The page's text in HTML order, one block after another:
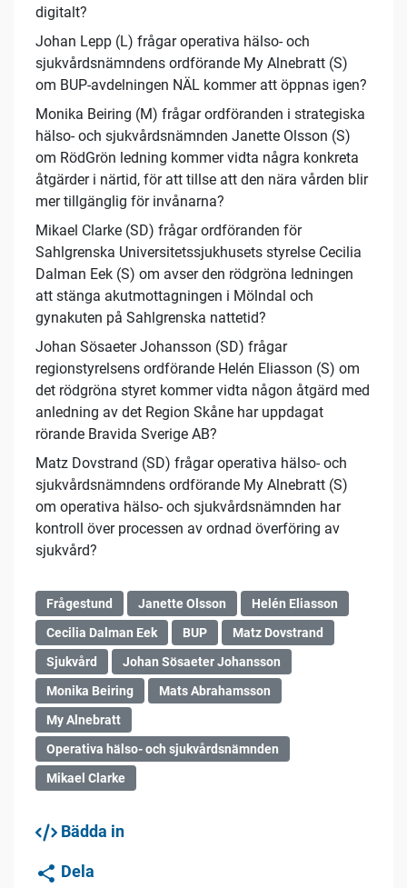
digitalt?
Johan Lepp (L) frågar operativa hälso- och
sjukvårdsnämndens ordförande My Alnebratt (S)
om BUP-avdelningen NÄL kommer att öppnas igen?
Monika Beiring (M) frågar ordföranden i strategiska
hälso- och sjukvårdsnämnden Janette Olsson (S)
om RödGrön ledning kommer vidta några konkreta
åtgärder i närtid, för att tillse att den nära vården blir
mer tillgänglig för invånarna?
Mikael Clarke (SD) frågar ordföranden för
Sahlgrenska Universitetssjukhusets styrelse Cecilia
Dalman Eek (S) om avser den rödgröna ledningen
att stänga akutmottagningen i Mölndal och
gynakuten på Sahlgrenska nattetid?
Johan Sösaeter Johansson (SD) frågar
regionstyrelsens ordförande Helén Eliasson (S) om
det rödgröna styret kommer vidta någon åtgärd med
anledning av det Region Skåne har uppdagat
rörande Bravida Sverige AB?
Matz Dovstrand (SD) frågar operativa hälso- och
sjukvårdsnämndens ordförande My Alnebratt (S)
om operativa hälso- och sjukvårdsnämnden har
kontroll över processen av ordnad överföring av
sjukvård?
Frågestund Janette Olsson
Helén Eliasson
Cecilia Dalman Eek
BUP
Matz Dovstrand
Sjukvård
Johan Sösaeter Johansson
Monika Beiring
Mats Abrahamsson
My Alnebratt
Operativa hälso- och sjukvårdsnämnden
Mikael Clarke
Bädda in
Dela